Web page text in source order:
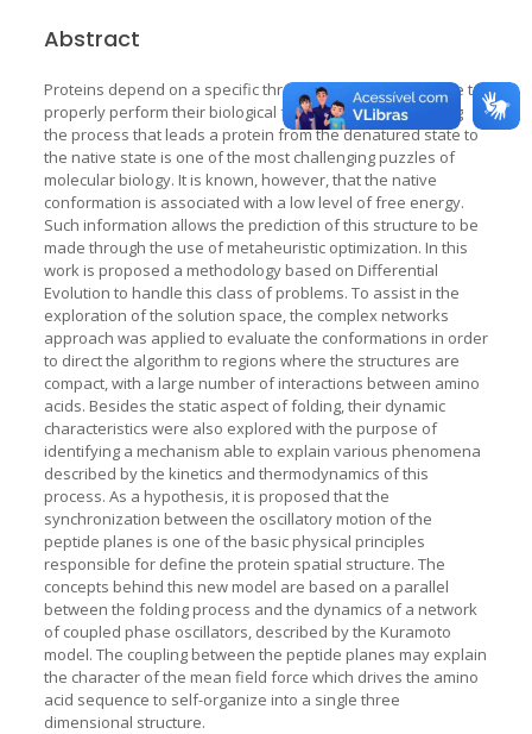
Abstract
Proteins depend on a specific three-dimensional structure to
properly perform their biological functions. Understanding
the process that leads a protein from the denatured state to
the native state is one of the most challenging puzzles of
molecular biology. It is known, however, that the native
conformation is associated with a low level of free energy.
Such information allows the prediction of this structure to be
made through the use of metaheuristic optimization. In this
work is proposed a methodology based on Differential
Evolution to handle this class of problems. To assist in the
exploration of the solution space, the complex networks
approach was applied to evaluate the conformations in order
to direct the algorithm to regions where the structures are
compact, with a large number of interactions between amino
acids. Besides the static aspect of folding, their dynamic
characteristics were also explored with the purpose of
identifying a mechanism able to explain various phenomena
described by the kinetics and thermodynamics of this
process. As a hypothesis, it is proposed that the
synchronization between the oscillatory motion of the
peptide planes is one of the basic physical principles
responsible for define the protein spatial structure. The
concepts behind this new model are based on a parallel
between the folding process and the dynamics of a network
of coupled phase oscillators, described by the Kuramoto
model. The coupling between the peptide planes may explain
the character of the mean field force which drives the amino
acid sequence to self-organize into a single three
dimensional structure.